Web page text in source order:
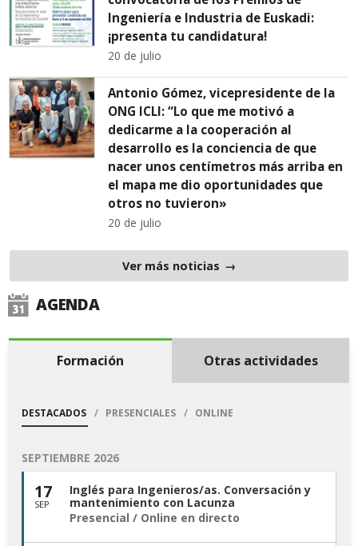
Ingeniería e Industria de Euskadi:
¡presenta tu candidatura!
20 de julio
Antonio Gómez, vicepresidente de la
ONG ICLI: “Lo que me motivó a
dedicarme a la cooperación al
desarrollo es la conciencia de que
nacer unos centímetros más arriba en
el mapa me dio oportunidades que
otros no tuvieron»
20 de julio
Ver más noticias
AGENDA
Formación Otras actividades
DESTACADOS PRESENCIALES ONLINE
SEPTIEMBRE 2026
17
SEP
Inglés para Ingenieros/as. Conversación y
mantenimiento con Lacunza
Presencial / Online en directo